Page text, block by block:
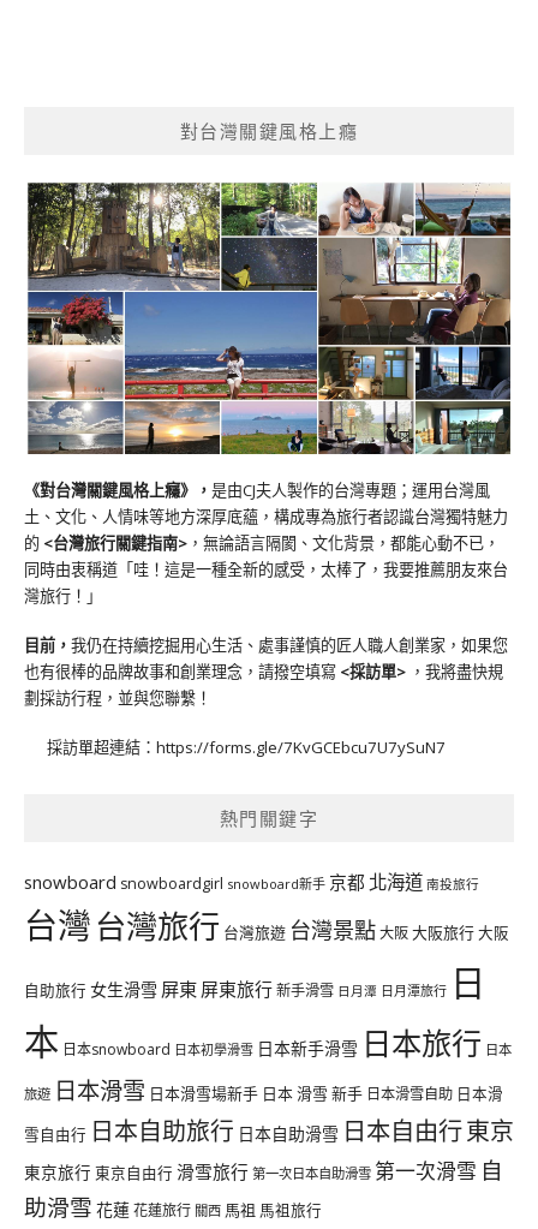
對台灣關鍵風格上癮
《對台灣關鍵風格上癮》 ， 是由CJ夫人製作的台灣專題；運用台灣風
土、文化、人情味等地方深厚底蘊，構成專為旅行者認識台灣獨特魅力
的 <台灣旅行關鍵指南> ，無論語言隔閡、文化背景，都能心動不已，
同時由衷稱道「哇！這是一種全新的感受，太棒了，我要推薦朋友來台
灣旅行！」
目前， 我仍在持續挖掘用心生活、處事謹慎的匠人職人創業家，如果您
也有很棒的品牌故事和創業理念，請撥空填寫 <採訪單> ，我將盡快規
劃採訪行程，並與您聯繫！
採訪單超連結： https://forms.gle/7KvGCEbcu7U7ySuN7
熱門關鍵字
snowboard snowboardgirl snowboard新手 京都 北海道 南投旅行
台灣台灣旅行 台灣旅遊 台灣景點大阪大阪旅行大阪
自助旅行 女生滑雪 屏東 屏東旅行新手滑雪 日月潭 日月潭旅行 日
本 日本snowboard 日本初學滑雪 日本新手滑雪 日本旅行 日本
旅遊 日本滑雪 日本滑雪場新手 日本 滑雪 新手 日本滑雪自助 日本滑
雪自由行 日本自助旅行 日本自助滑雪 日本自由行東京
東京旅行 東京自由行 滑雪旅行 第一次日本自助滑雪 第一次滑雪 自
助滑雪 花蓮花蓮旅行 關西 馬祖 馬祖旅行